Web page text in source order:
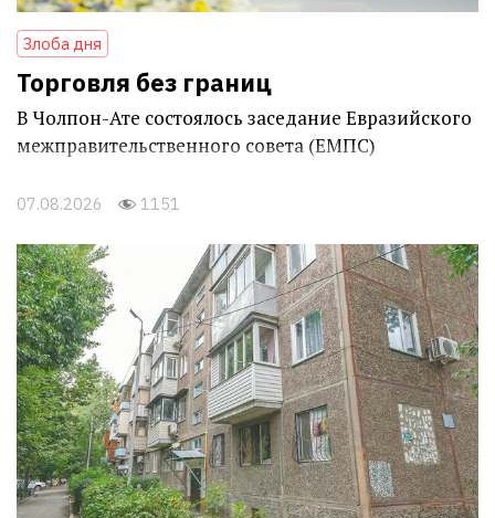
Злоба дня
Торговля без границ
В Чолпон-Ате состоялось заседание Евразийского
межправительственного совета (ЕМПС)
07.08.2026 1151